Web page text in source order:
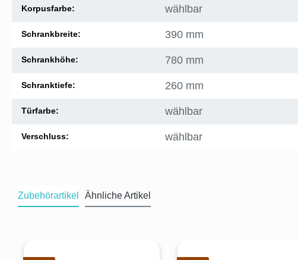
Korpusfarbe: wählbar
Schrankbreite: 390 mm
Schrankhöhe: 780 mm
Schranktiefe: 260 mm
Türfarbe: wählbar
Verschluss: wählbar
Zubehörartikel Ähnliche Artikel